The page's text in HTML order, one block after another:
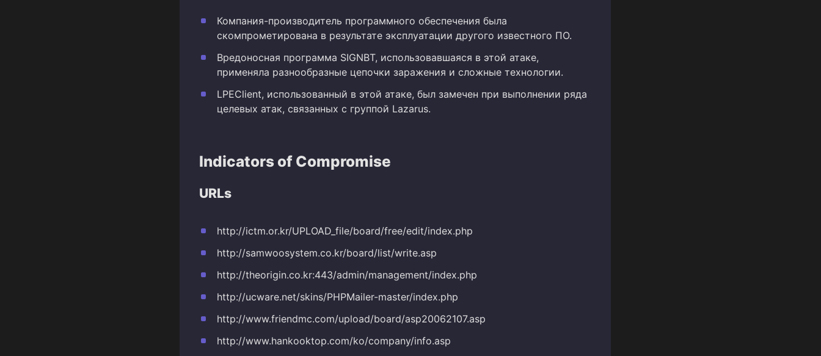
Компания-производитель программного обеспечения была
скомпрометирована в результате эксплуатации другого известного ПО.
Вредоносная программа SIGNBT, использовавшаяся в этой атаке,
применяла разнообразные цепочки заражения и сложные технологии.
LPEClient, использованный в этой атаке, был замечен при выполнении ряда
целевых атак, связанных с группой Lazarus.
Indicators of Compromise
URLs
http://ictm.or.kr/UPLOAD_file/board/free/edit/index.php
http://samwoosystem.co.kr/board/list/write.asp
http://theorigin.co.kr:443/admin/management/index.php
http://ucware.net/skins/PHPMailer-master/index.php
http://www.friendmc.com/upload/board/asp20062107.asp
http://www.hankooktop.com/ko/company/info.asp